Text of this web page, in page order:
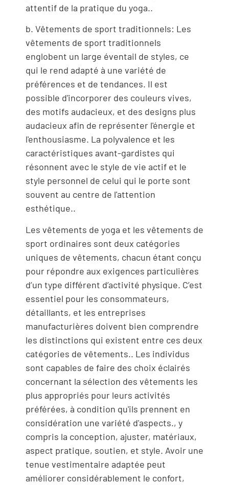
attentif de la pratique du yoga..
b. Vêtements de sport traditionnels: Les
vêtements de sport traditionnels
englobent un large éventail de styles, ce
qui le rend adapté à une variété de
préférences et de tendances. Il est
possible d'incorporer des couleurs vives,
des motifs audacieux, et des designs plus
audacieux afin de représenter l'énergie et
l'enthousiasme. La polyvalence et les
caractéristiques avant-gardistes qui
résonnent avec le style de vie actif et le
style personnel de celui qui le porte sont
souvent au centre de l'attention
esthétique..
Les vêtements de yoga et les vêtements de
sport ordinaires sont deux catégories
uniques de vêtements, chacun étant conçu
pour répondre aux exigences particulières
d’un type différent d’activité physique. C’est
essentiel pour les consommateurs,
détaillants, et les entreprises
manufacturières doivent bien comprendre
les distinctions qui existent entre ces deux
catégories de vêtements.. Les individus
sont capables de faire des choix éclairés
concernant la sélection des vêtements les
plus appropriés pour leurs activités
préférées, à condition qu'ils prennent en
considération une variété d'aspects., y
compris la conception, ajuster, matériaux,
aspect pratique, soutien, et style. Avoir une
tenue vestimentaire adaptée peut
améliorer considérablement le confort,